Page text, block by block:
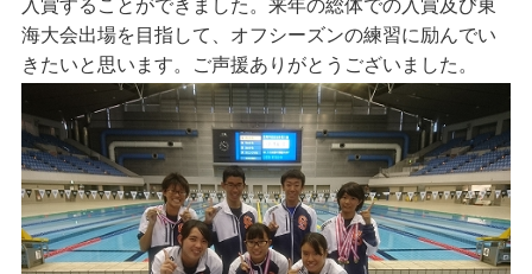
入賞することができました。来年の総体での入賞及び東
海大会出場を目指して、オフシーズンの練習に励んでい
きたいと思います。ご声援ありがとうございました。